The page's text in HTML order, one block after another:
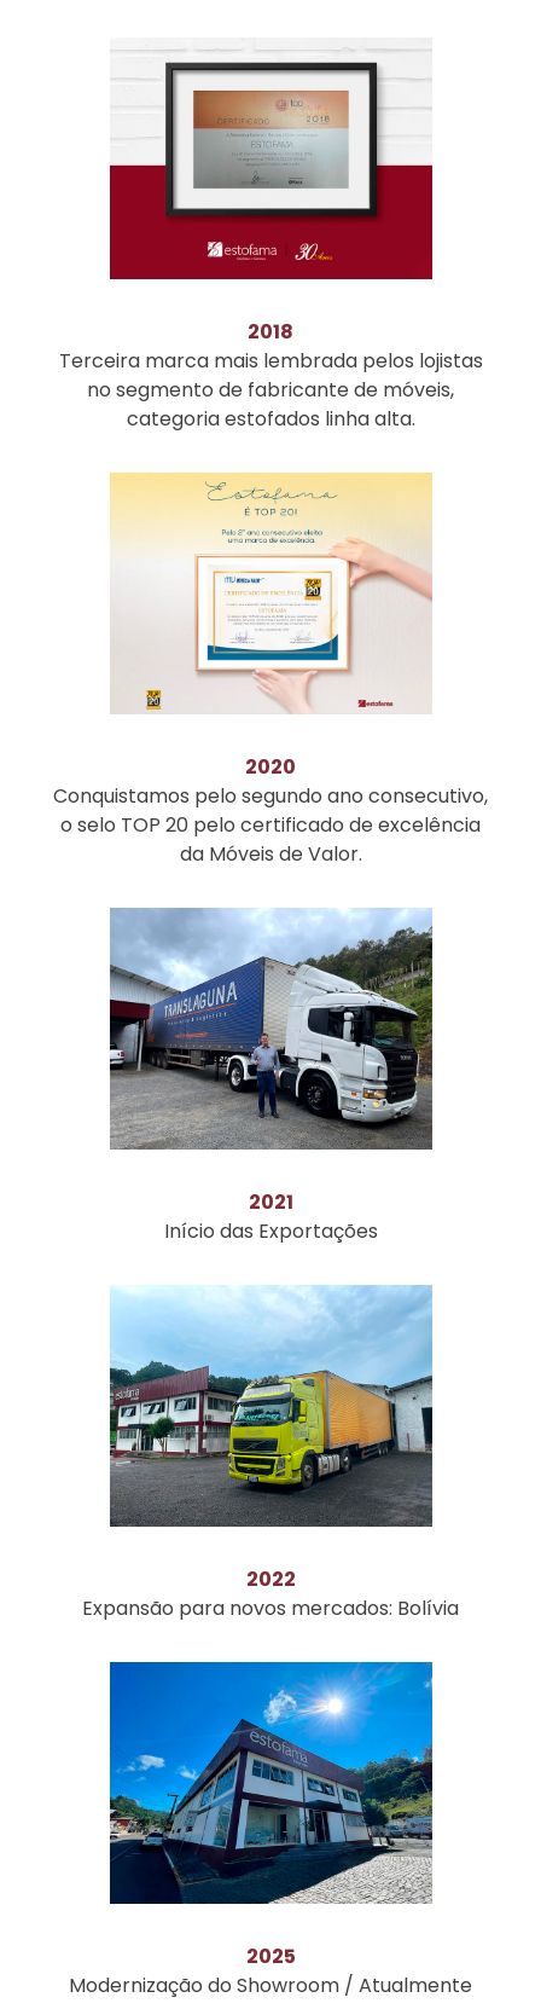
2018
Terceira marca mais lembrada pelos lojistas
no segmento de fabricante de móveis,
categoria estofados linha alta.
2020
Conquistamos pelo segundo ano consecutivo,
o selo TOP 20 pelo certificado de excelência
da Móveis de Valor.
2021
Início das Exportações
2022
Expansão para novos mercados: Bolívia
2025
Modernização do Showroom / Atualmente